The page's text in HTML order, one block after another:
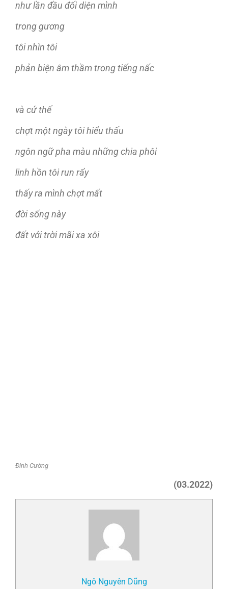
như lần đầu đối diện mình
trong gương
tôi nhìn tôi
phản biện âm thầm trong tiếng nấc
và cứ thế
chợt một ngày tôi hiểu thấu
ngôn ngữ pha màu những chia phôi
linh hồn tôi run rẩy
thấy ra mình chợt mất
đời sống này
đất với trời mãi xa xôi
Đinh Cường
(03.2022)
Ngô Nguyên Dũng